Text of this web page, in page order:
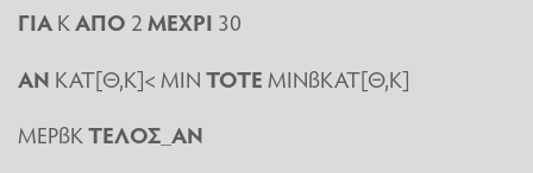
ΓΙΑΚΑΠΟ 2ΜΕΧΡΙ 30
ΑΝ ΚΑΤ[Θ,Κ]< ΜΙΝΤΟΤΕ ΜΙΝßΚΑΤ[Θ,Κ]
ΜΕΡßΚΤΕΛΟΣ_ΑΝ